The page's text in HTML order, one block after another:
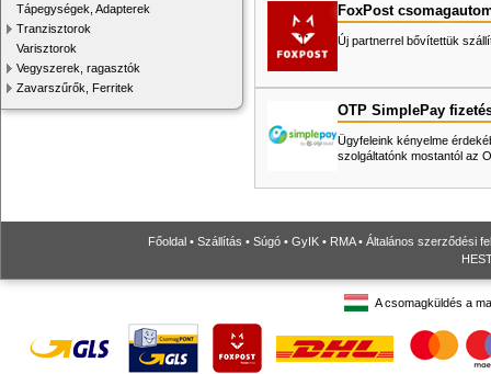
Tápegységek, Adapterek
Tranzisztorok
Varisztorok
Vegyszerek, ragasztók
Zavarszűrők, Ferritek
FoxPost
Új partnerrel bővítettük
OTP SimplePay
Ügyfeleink kényelme
szolgáltatónk mostantól az
Főoldal • Szállítás • Súgó • GyIK • RMA• Általános szerződési
A csomagküldés a